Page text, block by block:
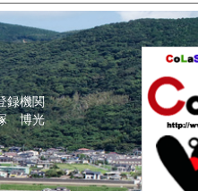
録機関
博光